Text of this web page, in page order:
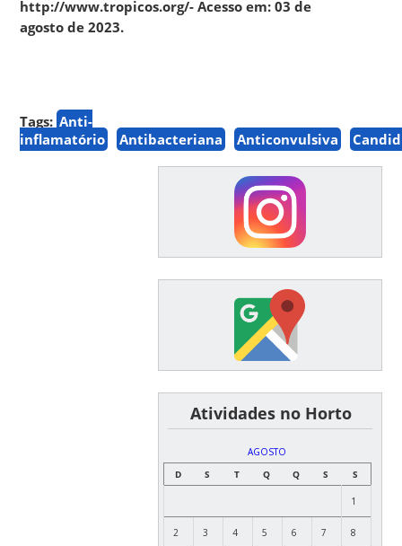
http://www.tropicos.org/- Acesso em: 03 de
agosto de 2023.
Tags: Anti-
inflamatório
Antibacteriana Anticonvulsiva
͏ ͏ ͏ ͏ ͏ ͏Atividades no Horto
AGOSTO
D
S T Q Q S S
1
2 3 4 5 6 7 8